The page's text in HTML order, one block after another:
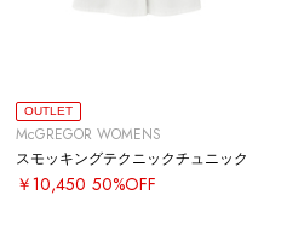
OUTLET
McGREGOR WOMENS
スモッキングテクニックチュニック
￥10,450 50%OFF